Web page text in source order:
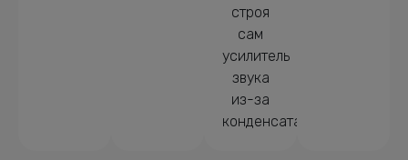
строя
сам
усилитель
звука
из-за
конденсата.